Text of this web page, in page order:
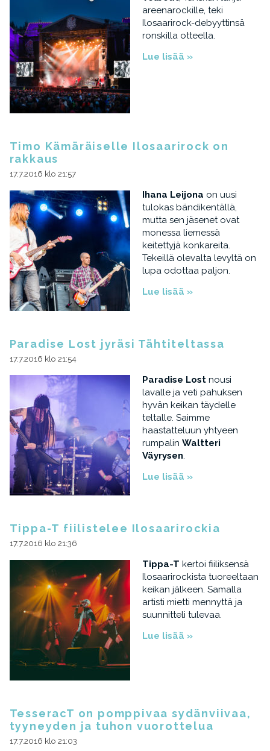
areenarockille, teki
Ilosaarirock-debyyttinsä
ronskilla otteella.
Lue lisää »
Timo Kämäräiselle Ilosaarirock on
rakkaus
17.7.2016 klo 21:57
Ihana Leijona on uusi
tulokas bändikentällä,
mutta sen jäsenet ovat
monessa liemessä
keitettyjä konkareita.
Tekeillä olevalta levyltä on
lupa odottaa paljon.
Lue lisää »
Paradise Lost jyräsi Tähtiteltassa
17.7.2016 klo 21:54
Paradise Lostnousi
lavalle ja veti pahuksen
hyvän keikan täydelle
teltalle. Saimme
haastatteluun yhtyeen
rumpalin Waltteri
Väyrysen
Lue lisää »
Tippa-T fiilistelee Ilosaarirockia
17.7.2016 klo 21:36
Tippa-T kertoi fiiliksensä
Ilosaarirockista tuoreeltaan
keikan jälkeen. Samalla
artisti mietti mennyttä ja
suunnitteli tulevaa.
Lue lisää »
TesseracT on pomppivaa sydänviivaa,
tyyneyden ja tuhon vuorottelua
17.7.2016 klo 21:03